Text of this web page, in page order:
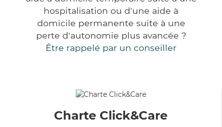
hospitalisation ou d'une aide à
domicile permanente suite à une
perte d'autonomie plus avancée ?
Être rappelé par un conseiller
Charte Click&Care